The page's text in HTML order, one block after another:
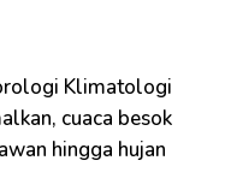
Klimatologi
cuaca besok
hingga hujan